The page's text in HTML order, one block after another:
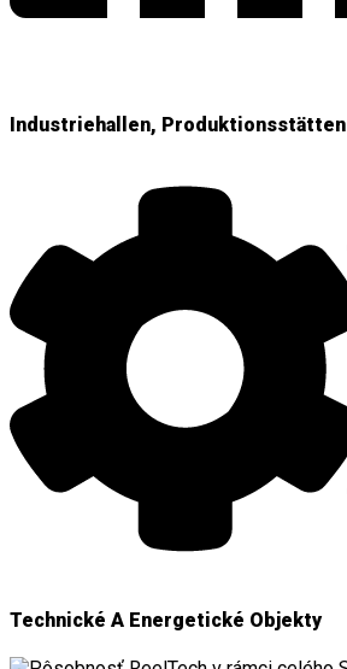
Industriehallen, Produktionsstätten
Technické A Energetické Objekty